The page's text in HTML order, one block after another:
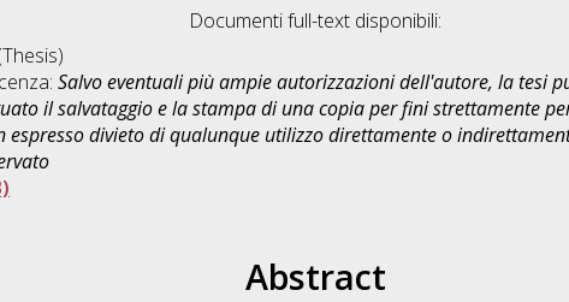
Documenti full-text disponibili:
Salvo eventuali più ampie autorizzazioni dell'autore, la tesi
il salvataggio e la stampa di una copia per fini strettamente
espresso divieto di qualunque utilizzo direttamente o
Abstract